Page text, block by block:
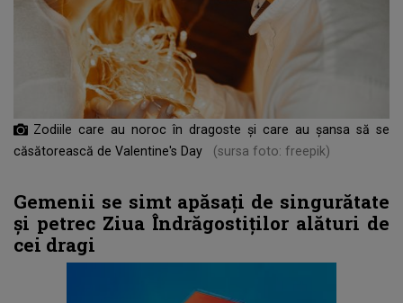
Zodiile care au noroc în dragoste și care au șansa să se
căsătorească de Valentine's Day
(sursa foto: freepik)
Gemenii se simt apăsați de singurătate
și petrec Ziua Îndrăgostiților alături de
cei dragi